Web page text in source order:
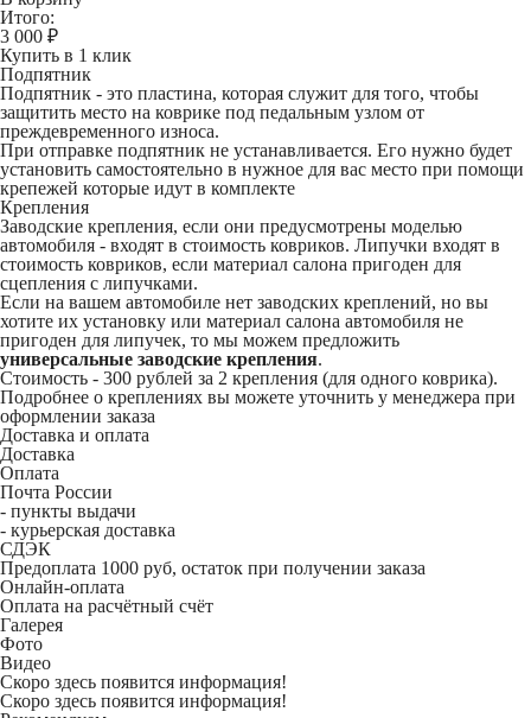
Итого:
3 000 ₽
Купить в 1 клик
Подпятник
Подпятник - это пластина, которая служит для того, чтобы
защитить место на коврике под педальным узлом от
преждевременного износа.
При отправке подпятник не устанавливается. Его нужно будет
установить самостоятельно в нужное для вас место при помощи
крепежей которые идут в комплекте
Крепления
Заводские крепления, если они предусмотрены моделью
автомобиля - входят в стоимость ковриков. Липучки входят в
стоимость ковриков, если материал салона пригоден для
сцепления с липучками.
Если на вашем автомобиле нет заводских креплений, но вы
хотите их установку или материал салона автомобиля не
пригоден для липучек, то мы можем предложить
универсальные заводские крепления.
Стоимость - 300 рублей за 2 крепления (для одного коврика).
Подробнее о креплениях вы можете уточнить у менеджера при
оформлении заказа
Доставка и оплата
Доставка
Оплата
Почта России
- пункты выдачи
- курьерская доставка
СДЭК
Предоплата 1000 руб, остаток при получении заказа
Онлайн-оплата
Оплата на расчётный счёт
Галерея
Фото
Видео
Скоро здесь появится информация!
Скоро здесь появится информация!